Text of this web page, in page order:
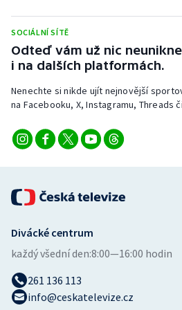
SOCIÁLNÍ SÍTĚ
Odteď vám už nic
i na dalších platformách.
Nenechte si nikde ujít nejnovější
na Facebooku, X, Instagramu, Threads
Divácké centrum
každý všední den:8:00—16:00 hodin
261 136 113
info@ceskatelevize.cz